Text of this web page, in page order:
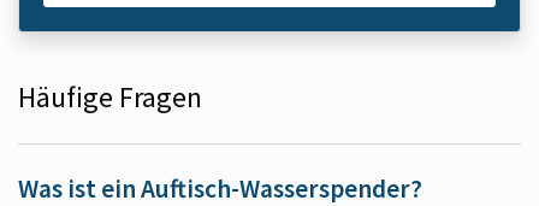
Häufige Fragen
Was ist ein Auftisch-Wasserspender?